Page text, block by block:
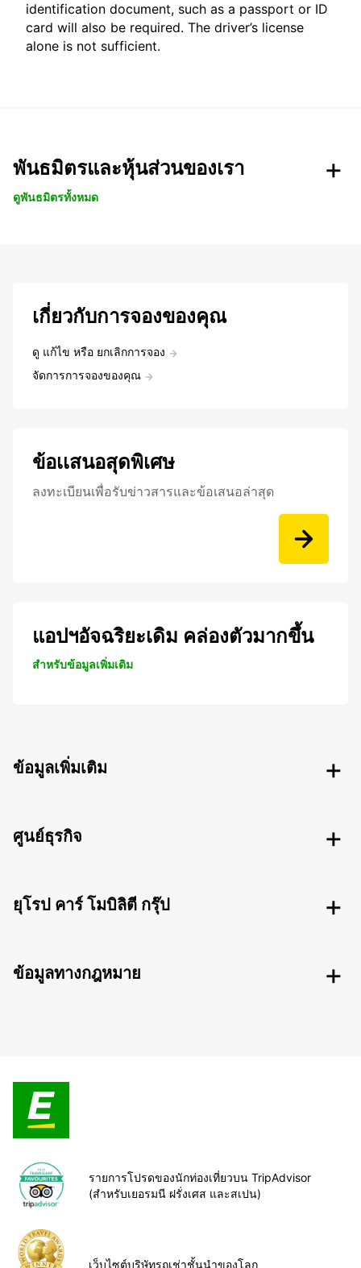
identification document, such as a passport or ID
card will also be required. The driver’s license
alone is not sufficient.
พันธมิตรและหุ้นส่วนของเรา
ดูพันธมิตรทั้งหมด
เกี่ยวกับการจองของคุณ
ดู แก้ไข หรือ ยกเลิกการจอง
จัดการการจองของคุณ
ข้อเเสนอสุดพิเศษ
ลงทะเบียนเพื่อรับข่าวสารและข้อเสนอล่าสุด
แอปฯอัจฉริยะเดิม คล่องตัวมากขึ้น
สำหรับข้อมูลเพิ่มเติม
ข้อมูลเพิ่มเติม
ศูนย์ธุรกิจ
ยุโรป คาร์ โมบิลิตี กรุ๊ป
ข้อมูลทางกฎหมาย
รายการโปรดของนักท่องเที่ยวบน TripAdvisor
(สำหรับเยอรมนี ฝรั่งเศส และสเปน)
เว็บไซต์บริษัทรถเช่าชั้นนำของโลก